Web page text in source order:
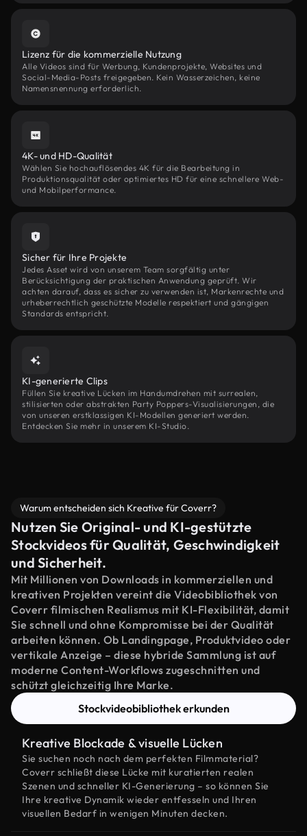
Lizenz für die kommerzielle Nutzung
Alle Videos sind für Werbung, Kundenprojekte, Websites und
Social-Media-Posts freigegeben. Kein Wasserzeichen, keine
Namensnennung erforderlich.
4K- und HD-Qualität
Wählen Sie hochauflösendes 4K für die Bearbeitung in
Produktionsqualität oder optimiertes HD für eine schnellere Web-
und Mobilperformance.
Sicher für Ihre Projekte
Jedes Asset wird von unserem Team sorgfältig unter
Berücksichtigung der praktischen Anwendung geprüft. Wir
achten darauf, dass es sicher zu verwenden ist, Markenrechte und
urheberrechtlich geschützte Modelle respektiert und gängigen
Standards entspricht.
KI-generierte Clips
Füllen Sie kreative Lücken im Handumdrehen mit surrealen,
stilisierten oder abstrakten Party Poppers-Visualisierungen, die
von unseren erstklassigen KI-Modellen generiert werden.
Entdecken Sie mehr in unserem KI-Studio.
Warum entscheiden sich Kreative für Coverr?
Nutzen Sie Original- und KI-gestützte
Stockvideos für Qualität, Geschwindigkeit
und Sicherheit.
Mit Millionen von Downloads in kommerziellen und
kreativen Projekten vereint die Videobibliothek von
Coverr filmischen Realismus mit KI-Flexibilität, damit
Sie schnell und ohne Kompromisse bei der Qualität
arbeiten können. Ob Landingpage, Produktvideo oder
vertikale Anzeige – diese hybride Sammlung ist auf
moderne Content-Workflows zugeschnitten und
schützt gleichzeitig Ihre Marke.
Stockvideobibliothek erkunden
Kreative Blockade & visuelle Lücken
Sie suchen noch nach dem perfekten Filmmaterial?
Coverr schließt diese Lücke mit kuratierten realen
Szenen und schneller KI-Generierung – so können Sie
Ihre kreative Dynamik wieder entfesseln und Ihren
visuellen Bedarf in wenigen Minuten decken.